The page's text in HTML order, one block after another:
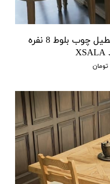
میز ناهارخوری چوبی مستطیل چوب بلوط 8 نفره